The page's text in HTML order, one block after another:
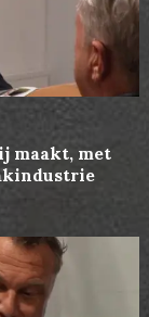
maakt, met